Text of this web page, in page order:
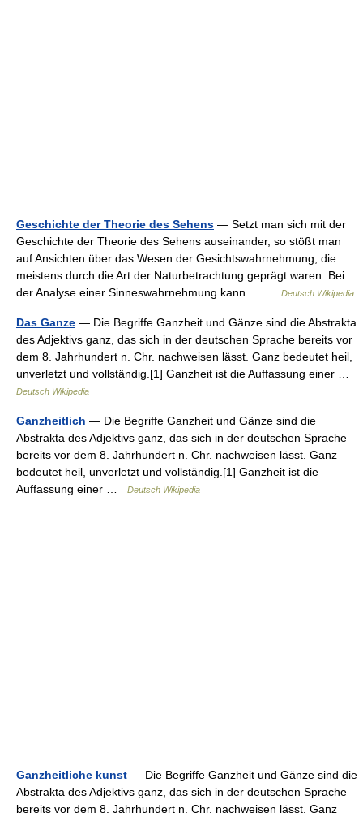
Geschichte der Theorie des Sehens — Setzt man sich mit der
Geschichte der Theorie des Sehens auseinander, so stößt man
auf Ansichten über das Wesen der Gesichtswahrnehmung, die
meistens durch die Art der Naturbetrachtung geprägt waren. Bei
der Analyse einer Sinneswahrnehmung kann… …
Deutsch Wikipedia
Das Ganze — Die Begriffe Ganzheit und Gänze sind die Abstrakta
des Adjektivs ganz, das sich in der deutschen Sprache bereits vor
dem 8. Jahrhundert n. Chr. nachweisen lässt. Ganz bedeutet heil,
unverletzt und vollständig.[1] Ganzheit ist die Auffassung einer …
Deutsch Wikipedia
Ganzheitlich — Die Begriffe Ganzheit und Gänze sind die
Abstrakta des Adjektivs ganz, das sich in der deutschen Sprache
bereits vor dem 8. Jahrhundert n. Chr. nachweisen lässt. Ganz
bedeutet heil, unverletzt und vollständig.[1] Ganzheit ist die
Auffassung einer …
Deutsch Wikipedia
Ganzheitliche kunst — Die Begriffe Ganzheit und Gänze sind die
Abstrakta des Adjektivs ganz, das sich in der deutschen Sprache
bereits vor dem 8. Jahrhundert n. Chr. nachweisen lässt. Ganz